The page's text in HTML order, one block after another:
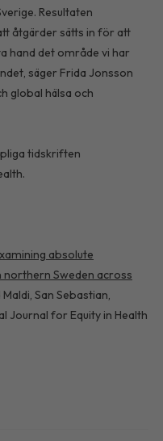
Resultaten
åtgärder sätts in för att
hand det område vi har
säger Frida Jonsson
global hälsa och
tidskriften
absolute
Sweden across
San Sebastian,
Journal for Equity in Health